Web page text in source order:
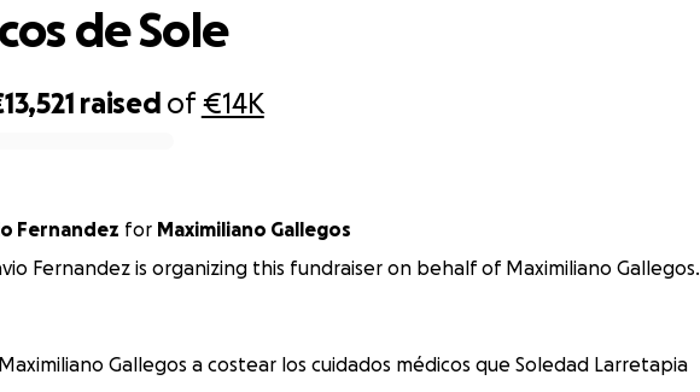
raised of€14K
de Sole
Fernandez for Maximiliano Gallegos
Fernandez is organizing this fundraiser on behalf of Maximiliano Gallegos.
Gallegos a costear los cuidados médicos que Soledad Larretapia